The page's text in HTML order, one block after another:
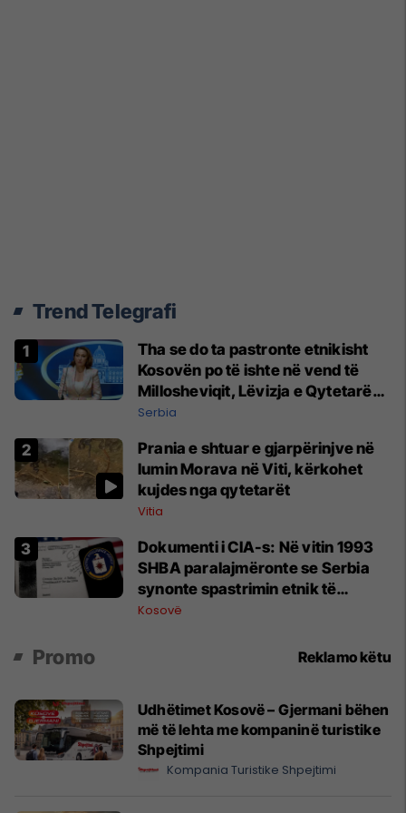
Trend Telegrafi
Tha se do ta pastronte etnikisht
Kosovën po të ishte në vend të
Millosheviqit, Lëvizja e Qytetarëve
të Lirë në Serbi kërkon shkarkimin
Paunoviq
Serbia
Prania e shtuar e gjarpërinjve në
lumin Morava në Viti, kërkohet
kujdes nga qytetarët
Vitia
Dokumenti i CIA-s: Në vitin 1993
SHBA paralajmëronte se Serbia
synonte spastrimin etnik të
Kosovës dhe destabilizimin e
Kosovë
Promo Reklamo këtu
Udhëtimet Kosovë – Gjermani bëhen
më të lehta me kompaninë turistike
Shpejtimi
Kompania Turistike Shpejtimi